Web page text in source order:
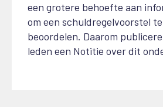
een grotere behoefte aan
om een schuldregelvoorstel
beoordelen. Daarom
leden een Notitie over dit